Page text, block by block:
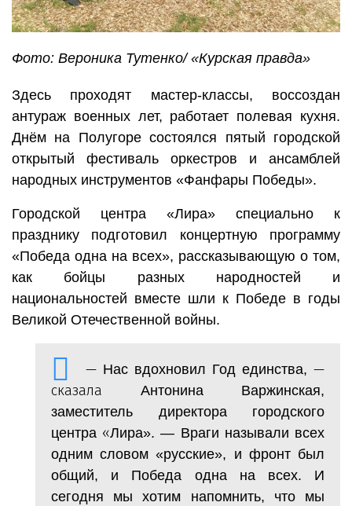
Фото: Вероника Тутенко/ «Курская правда»
Здесь проходят мастер-классы, воссоздан
антураж военных лет, работает полевая кухня.
Днём на Полугоре состоялся пятый городской
открытый фестиваль оркестров и ансамблей
народных инструментов «Фанфары Победы».
Городской центра «Лира» специально к
празднику подготовил концертную программу
«Победа одна на всех», рассказывающую о том,
как бойцы разных народностей и
национальностей вместе шли к Победе в годы
Великой Отечественной войны.
— Нас вдохновил Год единства, —
сказала Антонина Варжинская,
заместитель директора городского
центра «Лира». — Враги называли всех
одним словом «русские», и фронт был
общий, и Победа одна на всех. И
сегодня мы хотим напомнить, что мы